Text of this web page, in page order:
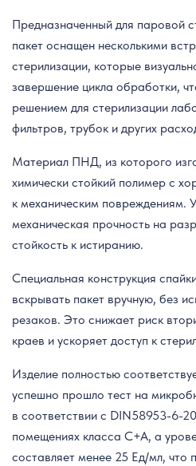
Предназначенный для паровой
пакет оснащен несколькими
стерилизации, которые
завершение цикла обработки,
решением для стерилизации
фильтров, трубок и других
Материал ПНД, из которого
химически стойкий полимер с
к механическим повреждениям.
механическая прочность на
стойкость к истиранию.
Специальная конструкция
вскрывать пакет вручную, без
резаков. Это снижает риск
краев и ускоряет доступ к
Изделие полностью
успешно прошло тест на
в соответствии с DIN58953-6-
помещениях класса C+A, а
составляет менее 25 Ед/мл, что